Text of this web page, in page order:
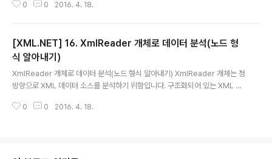
sStartElement 메서드를 사용합니다.public bool IsStartElement ();pub
해 ReadStartElement 메서드를 제공합니다.public void ReadStartEle
ment ();public void ReadStartE..
0 0 2016. 4. 18.
[XML.NET] 16. XmlReader 개체로 데이터 분석(노드 형
식 알아내기)
XmlReader 개체로 데이터 분석(노드 형식 알아내기) XmlReader 개체는 정
방향으로 XML 데이터 소스를 분석하기 위함입니다. 구조화되어 있는 XML 데
위해서는 현재 위치의 노드가 어떠한 형식인지 알 수 있어야 합니다. 그리고 현
0 0 2016. 4. 18.